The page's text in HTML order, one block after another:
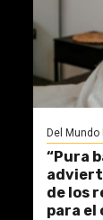
Del Mundo
“Pura
de los
para